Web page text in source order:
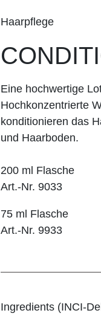
Haarpflege
Eine hochwertige
Hochkonzentrierte
konditionieren das
und Haarboden.
200 ml Flasche
Art.-Nr. 9033
75 ml Flasche
Art.-Nr. 9933
Ingredients (INCI-